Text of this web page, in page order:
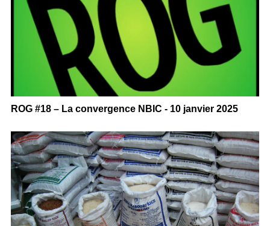
ROG #18 – La convergence NBIC - 10 janvier 2025